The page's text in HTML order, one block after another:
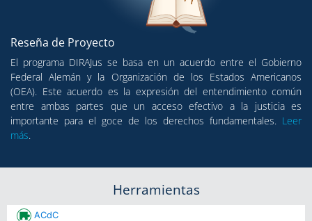
Reseña de Proyecto
El programa DIRAJus se basa en un acuerdo entre el Gobierno
Federal Alemán y la Organización de los Estados Americanos
(OEA). Este acuerdo es la expresión del entendimiento común
entre ambas partes que un acceso efectivo a la justicia es
importante para el goce de los derechos fundamentales. Leer
más.
Herramientas
ACdC